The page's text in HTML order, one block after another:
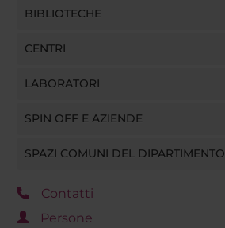
BIBLIOTECHE
CENTRI
LABORATORI
SPIN OFF E AZIENDE
SPAZI COMUNI DEL DIPARTIMENTO
Contatti
Persone